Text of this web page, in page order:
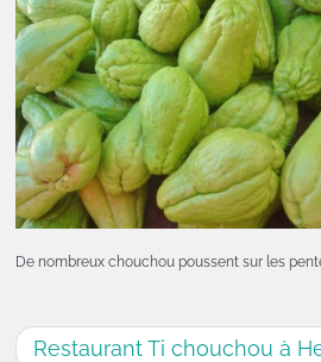
De nombreux chouchou poussent sur les
Restaurant Ti chouchou à